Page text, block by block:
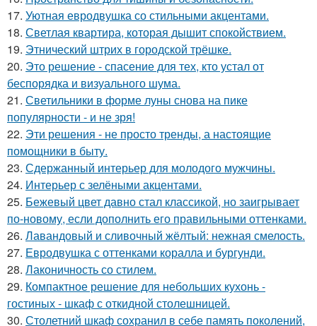
17. Уютная евродвушка со стильными акцентами.
18. Светлая квартира, которая дышит спокойствием.
19. Этнический штрих в городской трёшке.
20. Это решение - спасение для тех, кто устал от
беспорядка и визуального шума.
21. Светильники в форме луны снова на пике
популярности - и не зря!
22. Эти решения - не просто тренды, а настоящие
помощники в быту.
23. Сдержанный интерьер для молодого мужчины.
24. Интерьер с зелёными акцентами.
25. Бежевый цвет давно стал классикой, но заигрывает
по-новому, если дополнить его правильными оттенками.
26. Лавандовый и сливочный жёлтый: нежная смелость.
27. Евродвушка с оттенками коралла и бургунди.
28. Лаконичность со стилем.
29. Компактное решение для небольших кухонь -
гостиных - шкаф с откидной столешницей.
30. Столетний шкаф сохранил в себе память поколений,